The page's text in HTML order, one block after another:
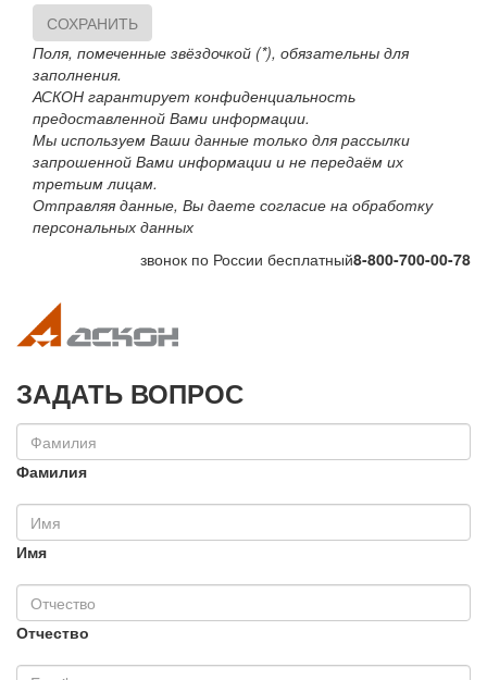
СОХРАНИТЬ
Поля, помеченные звёздочкой (*), обязательны для
заполнения.
АСКОН гарантирует конфиденциальность
предоставленной Вами информации.
Мы используем Ваши данные только для рассылки
запрошенной Вами информации и не передаём их
третьим лицам.
Отправляя данные, Вы даете согласие на обработку
персональных данных
звонок по России бесплатный8-800-700-00-78
ЗАДАТЬ ВОПРОС
Фамилия
Имя
Отчество